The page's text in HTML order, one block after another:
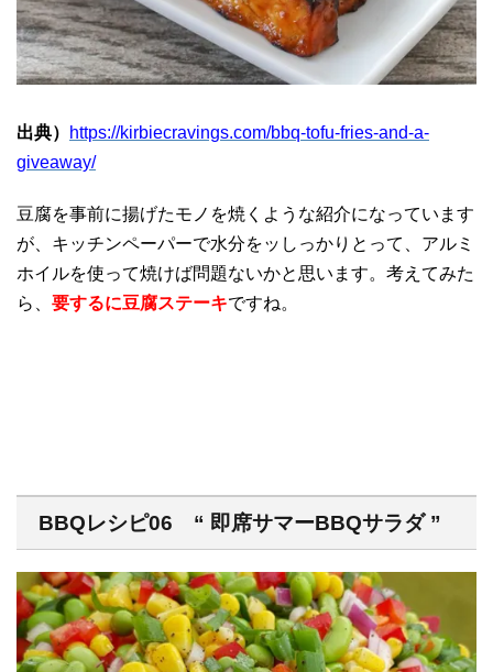
出典）
https://kirbiecravings.com/bbq-tofu-fries-and-a-
giveaway/
豆腐を事前に揚げたモノを焼くような紹介になっています
が、キッチンペーパーで水分をッしっかりとって、アルミ
ホイルを使って焼けば問題ないかと思います。考えてみた
ら、 要するに豆腐ステーキですね。
BBQレシピ06 “ 即席サマーBBQサラダ ”